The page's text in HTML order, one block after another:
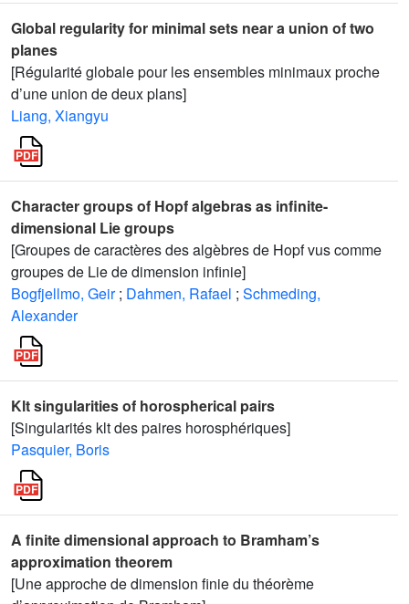
Global regularity for minimal sets near a union of two
planes
[Régularité globale pour les ensembles minimaux proche
d’une union de deux plans]
Liang, Xiangyu
Character groups of Hopf algebras as infinite-
dimensional Lie groups
[Groupes de caractères des algèbres de Hopf vus comme
groupes de Lie de dimension infinie]
Bogfjellmo, Geir ; Dahmen, Rafael ; Schmeding,
Alexander
Klt singularities of horospherical pairs
[Singularités klt des paires horosphériques]
Pasquier, Boris
A finite dimensional approach to Bramham’s
approximation theorem
[Une approche de dimension finie du théorème